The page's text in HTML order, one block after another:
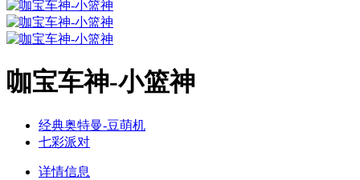
咖宝车神-小篮神
经典奥特曼-豆萌机
七彩派对
详情信息